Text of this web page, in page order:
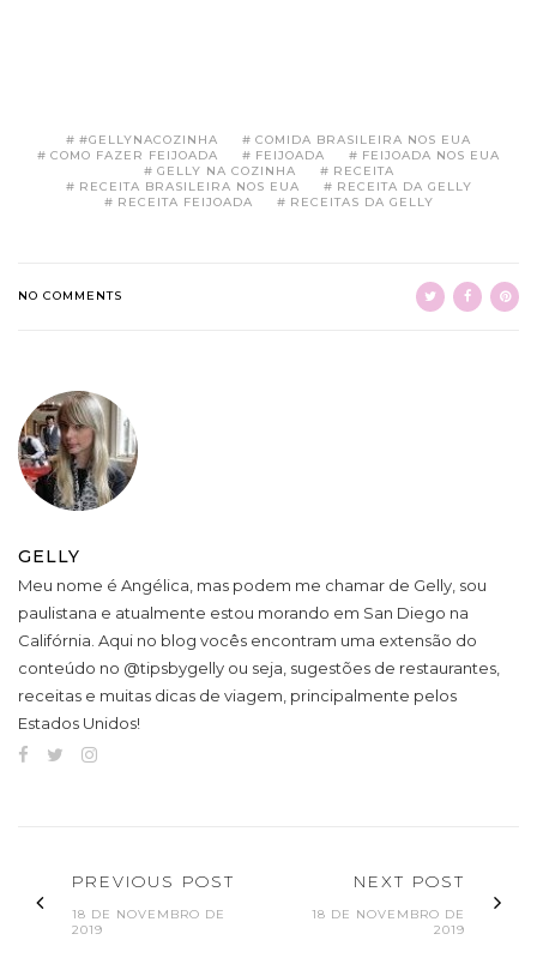
#GELLYNACOZINHA
COMIDA BRASILEIRA NOS EUA
COMO FAZER FEIJOADA
FEIJOADA
FEIJOADA NOS EUA
GELLY NA COZINHA
RECEITA
RECEITA BRASILEIRA NOS EUA
RECEITA DA GELLY
RECEITA FEIJOADA
RECEITAS DA GELLY
NO COMMENTS
GELLY
Meu nome é Angélica, mas podem me chamar de Gelly, sou
paulistana e atualmente estou morando em San Diego na
Califórnia. Aqui no blog vocês encontram uma extensão do
conteúdo no @tipsbygelly ou seja, sugestões de restaurantes,
receitas e muitas dicas de viagem, principalmente pelos
Estados Unidos!
PREVIOUS POST
18 DE NOVEMBRO DE
2019
NEXT POST
18 DE NOVEMBRO DE
2019